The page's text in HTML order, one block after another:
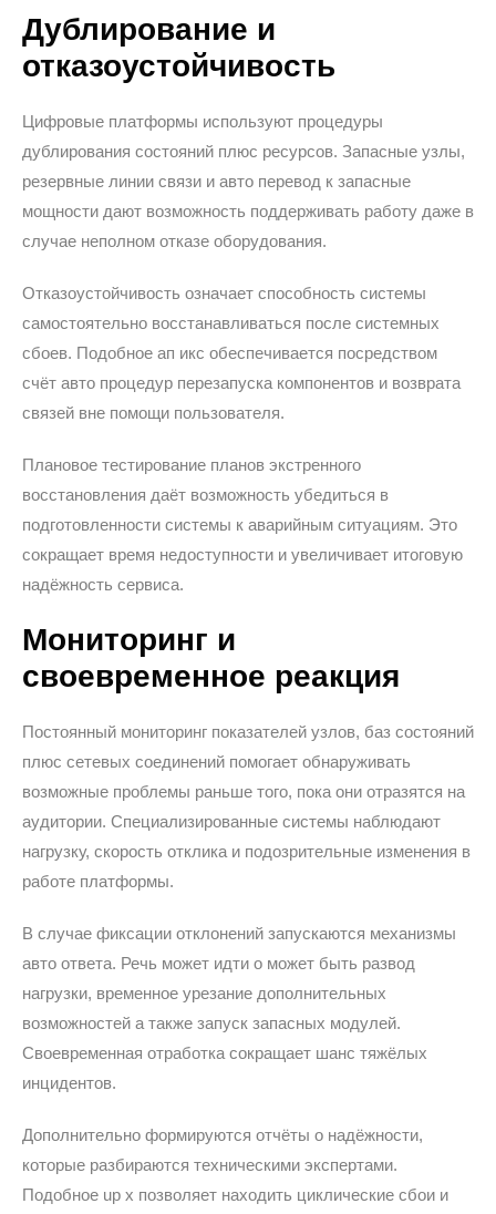
Дублирование и
отказоустойчивость
Цифровые платформы используют процедуры
дублирования состояний плюс ресурсов. Запасные узлы,
резервные линии связи и авто перевод к запасные
мощности дают возможность поддерживать работу даже в
случае неполном отказе оборудования.
Отказоустойчивость означает способность системы
самостоятельно восстанавливаться после системных
сбоев. Подобное ап икс обеспечивается посредством
счёт авто процедур перезапуска компонентов и возврата
связей вне помощи пользователя.
Плановое тестирование планов экстренного
восстановления даёт возможность убедиться в
подготовленности системы к аварийным ситуациям. Это
сокращает время недоступности и увеличивает итоговую
надёжность сервиса.
Мониторинг и
своевременное реакция
Постоянный мониторинг показателей узлов, баз состояний
плюс сетевых соединений помогает обнаруживать
возможные проблемы раньше того, пока они отразятся на
аудитории. Специализированные системы наблюдают
нагрузку, скорость отклика и подозрительные изменения в
работе платформы.
В случае фиксации отклонений запускаются механизмы
авто ответа. Речь может идти о может быть развод
нагрузки, временное урезание дополнительных
возможностей а также запуск запасных модулей.
Своевременная отработка сокращает шанс тяжёлых
инцидентов.
Дополнительно формируются отчёты о надёжности,
которые разбираются техническими экспертами.
Подобное up x позволяет находить циклические сбои и